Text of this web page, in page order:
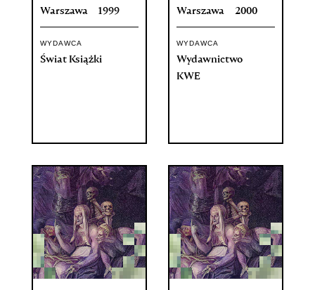
Warszawa 1999
WYDAWCA
Świat Książki
Warszawa 2000
WYDAWCA
Wydawnictwo
KWE